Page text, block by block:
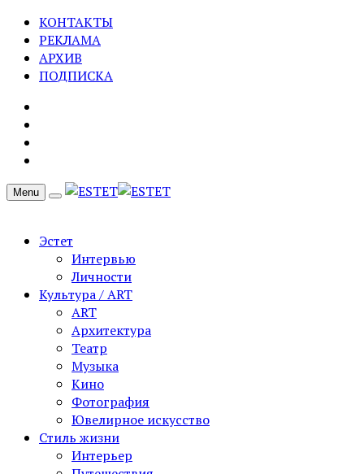
КОНТАКТЫ
РЕКЛАМА
АРХИВ
ПОДПИСКА
Menu
Эстет
Интервью
Личности
Культура / ART
ART
Архитектура
Театр
Музыка
Кино
Фотография
Ювелирное искусство
Стиль жизни
Интерьер